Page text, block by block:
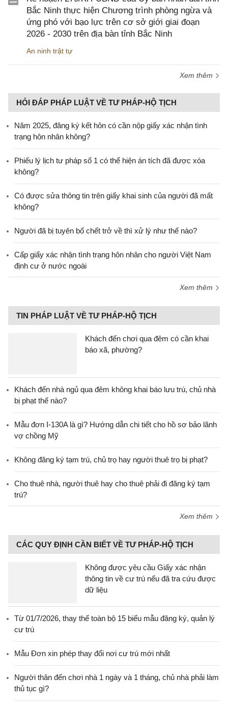
Bắc Ninh thực hiện Chương trình phòng ngừa và
ứng phó với bạo lực trên cơ sở giới giai đoạn
2026 - 2030 trên địa bàn tỉnh Bắc Ninh
An ninh trật tự
Xem thêm
HỎI ĐÁP PHÁP LUẬT VỀ TƯ PHÁP-HỘ TỊCH
Năm 2025, đăng ký kết hôn có cần nộp giấy xác nhận tình
trạng hôn nhân không?
Phiếu lý lịch tư pháp số 1 có thể hiện án tích đã được xóa
không?
Có được sửa thông tin trên giấy khai sinh của người đã mất
không?
Người đã bị tuyên bố chết trở về thì xử lý như thế nào?
Cấp giấy xác nhận tình trạng hôn nhân cho người Việt Nam
định cư ở nước ngoài
Xem thêm
TIN PHÁP LUẬT VỀ TƯ PHÁP-HỘ TỊCH
Khách đến chơi qua đêm có cần khai
báo xã, phường?
Khách đến nhà ngủ qua đêm không khai báo lưu trú, chủ nhà
bị phạt thế nào?
Mẫu đơn I-130A là gì? Hướng dẫn chi tiết cho hồ sơ bảo lãnh
vợ chồng Mỹ
Không đăng ký tạm trú, chủ trọ hay người thuê trọ bị phạt?
Cho thuê nhà, người thuê hay cho thuê phải đi đăng ký tạm
trú?
Xem thêm
CÁC QUY ĐỊNH CẦN BIẾT VỀ TƯ PHÁP-HỘ TỊCH
Không được yêu cầu Giấy xác nhận
thông tin về cư trú nếu đã tra cứu được
dữ liệu
Từ 01/7/2026, thay thế toàn bộ 15 biểu mẫu đăng ký, quản lý
cư trú
Mẫu Đơn xin phép thay đổi nơi cư trú mới nhất
Người thân đến chơi nhà 1 ngày và 1 tháng, chủ nhà phải làm
thủ tục gì?